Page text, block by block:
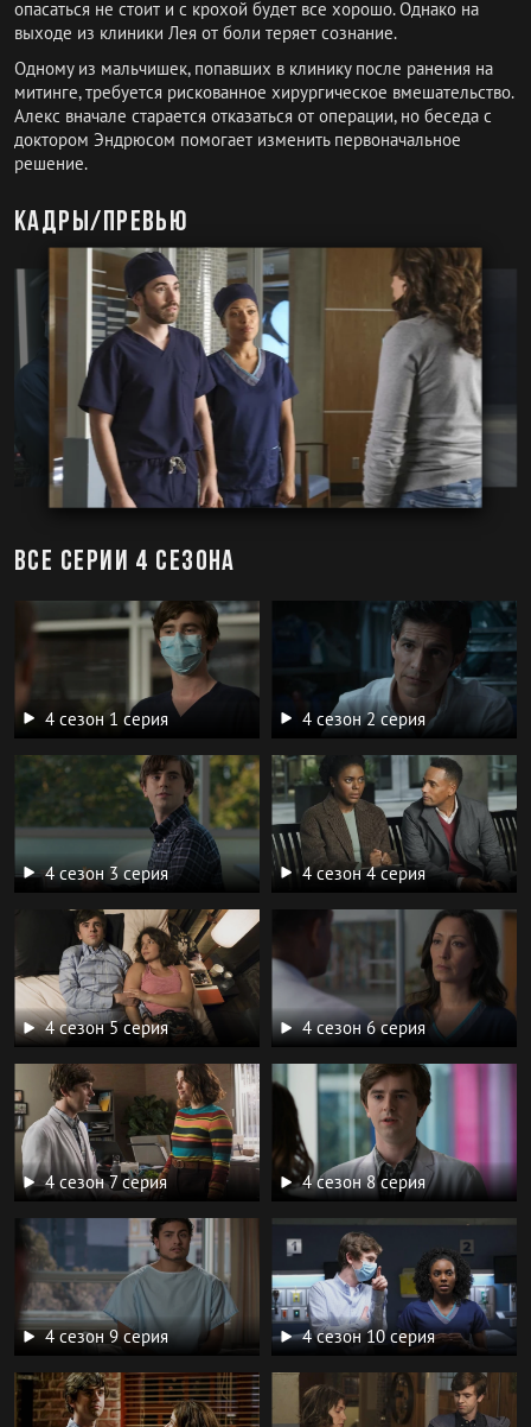
опасаться не стоит и с крохой будет все хорошо. Однако на
выходе из клиники Лея от боли теряет сознание.
Одному из мальчишек, попавших в клинику после ранения на
митинге, требуется рискованное хирургическое вмешательство.
Алекс вначале старается отказаться от операции, но беседа с
доктором Эндрюсом помогает изменить первоначальное
решение.
Кадры/превью
Все серии 4 сезона
4 сезон 1 серия 4 сезон 2 серия
4 сезон 3 серия 4 сезон 4 серия
4 сезон 5 серия 4 сезон 6 серия
4 сезон 7 серия 4 сезон 8 серия
4 сезон 9 серия 4 сезон 10 серия